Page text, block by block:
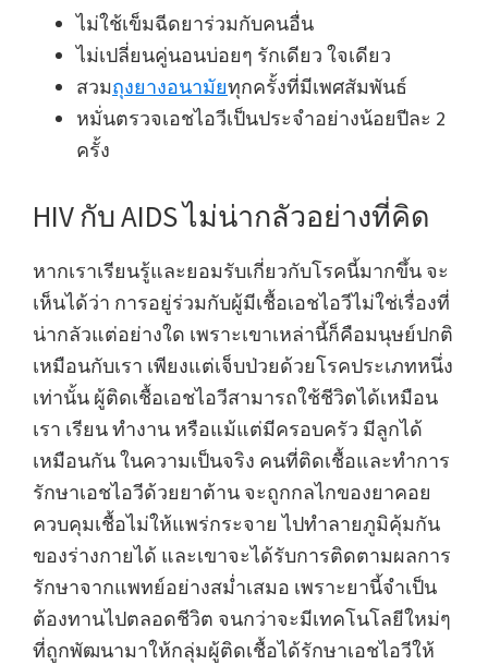
ไม่ใช้เข็มฉีดยาร่วมกับคนอื่น
ไม่เปลี่ยนคู่นอนบ่อยๆ รักเดียว ใจเดียว
สวมถุงยางอนามัยทุกครั้งที่มีเพศสัมพันธ์
หมั่นตรวจเอชไอวีเป็นประจำอย่างน้อยปีละ 2
ครั้ง
HIV กับ AIDS ไม่น่ากลัวอย่างที่คิด
หากเราเรียนรู้และยอมรับเกี่ยวกับโรคนี้มากขึ้น จะ
เห็นได้ว่า การอยู่ร่วมกับผู้มีเชื้อเอชไอวีไม่ใช่เรื่องที่
น่ากลัวแต่อย่างใด เพราะเขาเหล่านี้ก็คือมนุษย์ปกติ
เหมือนกับเรา เพียงแต่เจ็บป่วยด้วยโรคประเภทหนึ่ง
เท่านั้น ผู้ติดเชื้อเอชไอวีสามารถใช้ชีวิตได้เหมือน
เรา เรียน ทำงาน หรือแม้แต่มีครอบครัว มีลูกได้
เหมือนกัน ในความเป็นจริง คนที่ติดเชื้อและทำการ
รักษาเอชไอวีด้วยยาต้าน จะถูกกลไกของยาคอย
ควบคุมเชื้อไม่ให้แพร่กระจาย ไปทำลายภูมิคุ้มกัน
ของร่างกายได้ และเขาจะได้รับการติดตามผลการ
รักษาจากแพทย์อย่างสม่ำเสมอ เพราะยานี้จำเป็น
ต้องทานไปตลอดชีวิต จนกว่าจะมีเทคโนโลยีใหม่ๆ
ที่ถูกพัฒนามาให้กลุ่มผู้ติดเชื้อได้รักษาเอชไอวีให้